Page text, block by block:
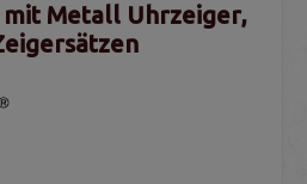
Metall Uhrzeiger,